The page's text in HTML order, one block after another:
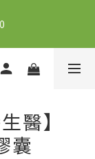
PDRN精華組！
醫】
囊